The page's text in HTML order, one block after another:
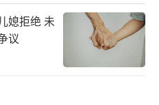
媳拒绝 未
议